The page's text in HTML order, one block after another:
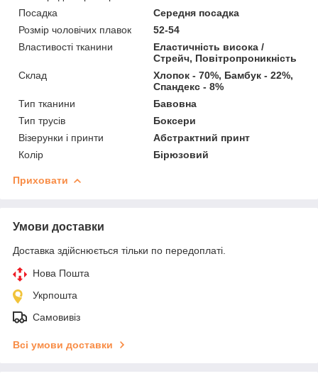
Посадка
Середня посадка
Розмір чоловічих плавок
52-54
Властивості тканини
Еластичність висока /
Стрейч, Повітропроникність
Склад
Хлопок - 70%, Бамбук - 22%,
Спандекс - 8%
Тип тканини
Бавовна
Тип трусів
Боксери
Візерунки і принти
Абстрактний принт
Колір
Бірюзовий
Приховати
Умови доставки
Доставка здійснюється тільки по передоплаті.
Нова Пошта
Укрпошта
Самовивіз
Всі умови доставки